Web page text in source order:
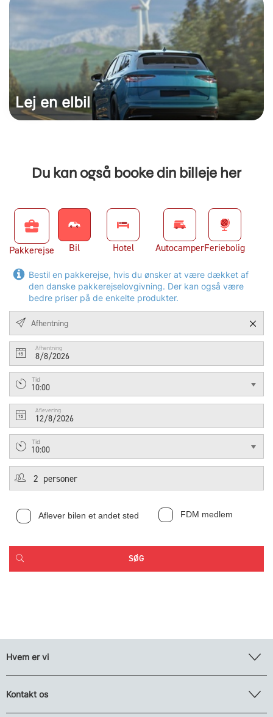
Lej en elbil
Du kan også booke din billeje her
business_center
Pakkerejse Bil Hotel AutocamperFeriebolig
Bestil en pakkerejse, hvis du ønsker at være dækket af
den danske pakkerejselovgivning. Der kan også være
bedre priser på de enkelte produkter.
Afhentning
8/8/2026
Tid
10:00
Aflevering
12/8/2026
Tid
10:00
Aflever bilen et andet sted FDM medlem
Hvem er vi
Kontakt os